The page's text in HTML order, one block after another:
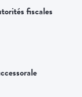
fiscales